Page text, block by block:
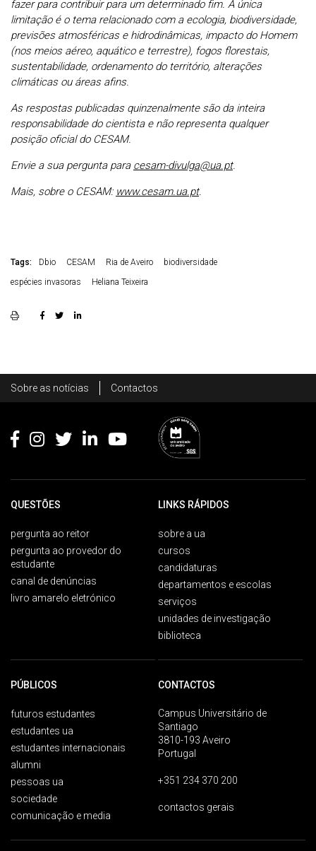
fazer para contribuir para um determinado fim. A única
limitação é o tema relacionado com a ecologia, biodiversidade,
previsões atmosféricas e hidrodinâmicas, impacto do Homem
(nos meios aéreo, aquático e terrestre), fogos florestais,
sustentabilidade, ordenamento do território, alterações
climáticas ou áreas afins.
As respostas publicadas quinzenalmente são da inteira
responsabilidade do cientista e não representa qualquer
posição oficial do CESAM.
Envie a sua pergunta para cesam-divulga@ua.pt.
Mais, sobre o CESAM: www.cesam.ua.pt.
Tags: Dbio CESAM Ria de Aveiro
biodiversidade
espécies invasoras
Heliana Teixeira
Footer
Sobre as notícias Contactos
QUESTÕES
pergunta ao reitor
pergunta ao provedor do
estudante
canal de denúncias
livro amarelo eletrónico
LINKS RÁPIDOS
sobre a ua
cursos
candidaturas
departamentos e escolas
serviços
unidades de investigação
biblioteca
PÚBLICOS
futuros estudantes
estudantes ua
estudantes internacionais
alumni
pessoas ua
sociedade
comunicação e media
CONTACTOS
Campus Universitário de
Santiago
3810-193 Aveiro
Portugal
+351 234 370 200
contactos gerais